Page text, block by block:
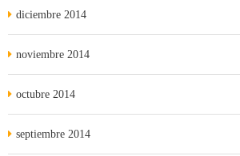
diciembre 2014
noviembre 2014
octubre 2014
septiembre 2014